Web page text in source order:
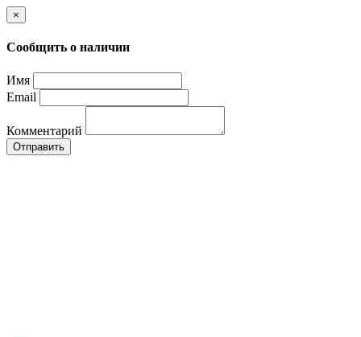
×
Сообщить о наличии
Имя
Email
Комментарий
Отправить